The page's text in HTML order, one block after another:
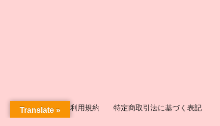
ICHIGEKIとは 利用規約 特定商取引法に基づく表記
Translate »